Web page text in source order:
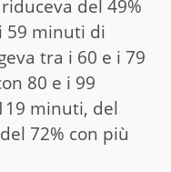
del 49%
59 minuti di
tra i 60 e i 79
80 e i 99
minuti, del
72% con più